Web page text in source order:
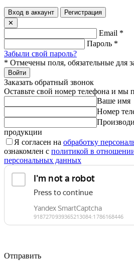
Вход в аккаунт
Регистрация
✕
Email *
Пароль *
Забыли свой пароль?
* Отмечены поля, обязательные для
Войти
Заказать обратный звонок
Оставьте свой номер телефона и мы
Ваше имя
Номер
продукции
Я согласен на обработку
ознакомлен с политикой в
персональных данных
Отправить